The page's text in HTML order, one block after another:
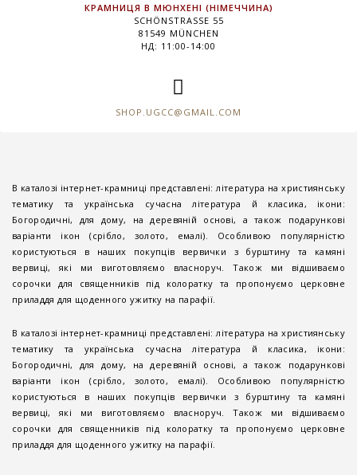
КРАМНИЦЯ В МЮНХЕНІ (НІМЕЧЧИНА)
SCHÖNSTRASSE 55
81549 MÜNCHEN
НД: 11:00-14:00
SHOP.UGCC@GMAIL.COM
В каталозі інтернет-крамниці представлені: література на християнську
тематику та українська сучасна література й класика, ікони:
Богородичні, для дому, на деревяній основі, а також подарункові
варіанти ікон (срібло, золото, емалі). Особливою популярністю
користуються в наших покупців вервички з бурштину та камяні
вервиці, які ми виготовляємо власноруч. Також ми відшиваємо
сорочки для священників під колоратку та пропонуємо церковне
приладдя для щоденного ужитку на парафії.
В каталозі інтернет-крамниці представлені: література на християнську
тематику та українська сучасна література й класика, ікони:
Богородичні, для дому, на деревяній основі, а також подарункові
варіанти ікон (срібло, золото, емалі). Особливою популярністю
користуються в наших покупців вервички з бурштину та камяні
вервиці, які ми виготовляємо власноруч. Також ми відшиваємо
сорочки для священників під колоратку та пропонуємо церковне
приладдя для щоденного ужитку на парафії.